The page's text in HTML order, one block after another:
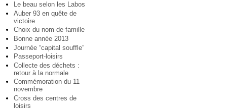
Le beau selon les Labos
Auber 93 en quête de
victoire
Choix du nom de famille
Bonne année 2013
Journée “capital souffle”
Passeport-loisirs
Collecte des déchets :
retour à la normale
Commémoration du 11
novembre
Cross des centres de
loisirs